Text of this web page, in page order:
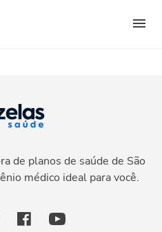
de planos de saúde de São
médico ideal para você.